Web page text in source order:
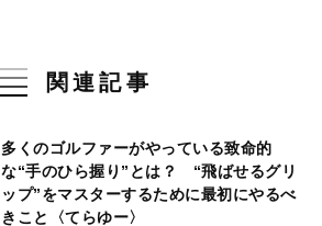
関連記事
多くのゴルファーがやっている致命的
な“手のひら握り”とは？ “飛ばせるグリ
ップ”をマスターするために最初にやるべ
きこと〈てらゆー〉